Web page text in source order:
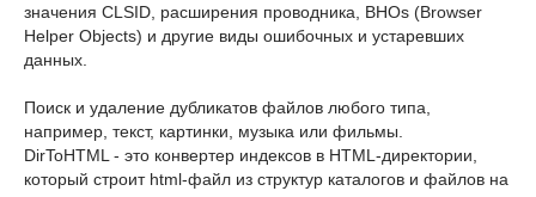
значения CLSID, расширения проводника, BHOs (Browser
Helper Objects) и другие виды ошибочных и устаревших
данных.
Поиск и удаление дубликатов файлов любого типа,
например, текст, картинки, музыка или фильмы.
DirToHTML - это конвертер индексов в HTML-директории,
который строит html-файл из структур каталогов и файлов на